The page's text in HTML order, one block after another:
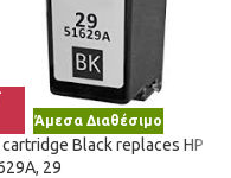
Άμεσα Διαθέσιμο
cartridge Black replaces HP
29